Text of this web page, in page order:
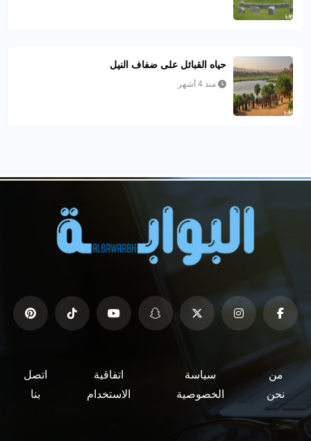
حياه القبائل على ضفاف النيل
منذ 4 أشهر
من
نحن
سياسة
الخصوصية
اتفاقية
الاستخدام
اتصل
بنا